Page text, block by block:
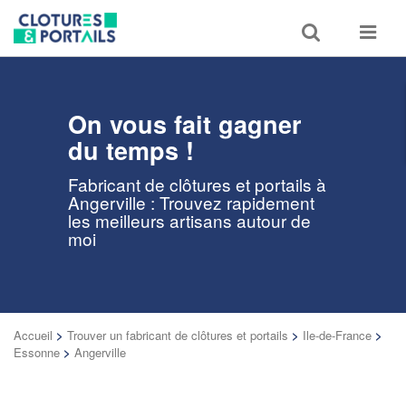
Toggle
search
Toggle
On vous fait gagner
du temps !
Fabricant de clôtures et portails à
Angerville : Trouvez rapidement
les meilleurs artisans autour de
moi
Accueil > Trouver un fabricant de clôtures et portails > Ile-de-France >
Essonne > Angerville